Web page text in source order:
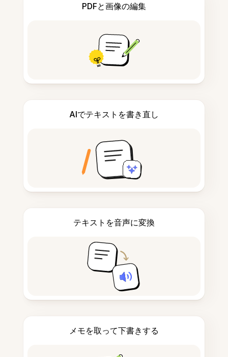
PDFと画像の編集
AIでテキストを書き直し
テキストを音声に変換
メモを取って下書きする